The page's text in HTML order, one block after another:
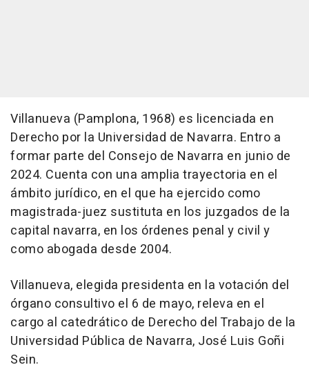
Villanueva (Pamplona, 1968) es licenciada en
Derecho por la Universidad de Navarra. Entro a
formar parte del Consejo de Navarra en junio de
2024. Cuenta con una amplia trayectoria en el
ámbito jurídico, en el que ha ejercido como
magistrada-juez sustituta en los juzgados de la
capital navarra, en los órdenes penal y civil y
como abogada desde 2004.
Villanueva, elegida presidenta en la votación del
órgano consultivo el 6 de mayo, releva en el
cargo al catedrático de Derecho del Trabajo de la
Universidad Pública de Navarra, José Luis Goñi
Sein.